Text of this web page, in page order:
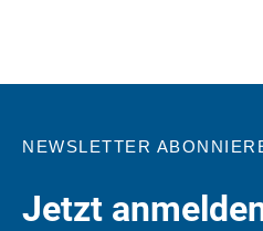
NEWSLETTER
Jetzt